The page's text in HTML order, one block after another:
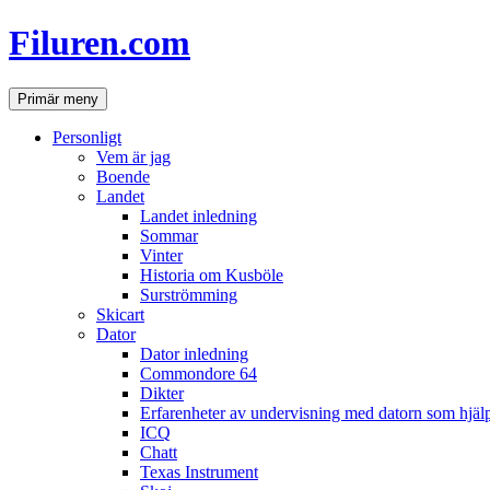
Hoppa
till
Filuren.com
SökPrimär meny
Personligt
Vem är jag
Boende
Landet
Landet inledning
Sommar
Vinter
Historia om Kusböle
Surströmming
Skicart
Dator
Dator inledning
Commondore 64
Dikter
Erfarenheter av undervisning med datorn som
ICQ
Chatt
Texas Instrument